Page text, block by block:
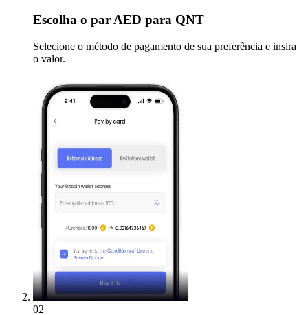
Escolha o par AED para QNT
Selecione o método de pagamento de sua preferência e insira
o valor.
02